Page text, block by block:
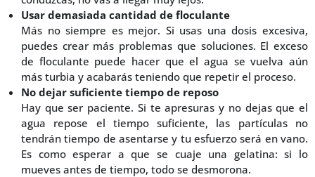
Usar demasiada cantidad de floculante
Más no siempre es mejor. Si usas una dosis excesiva,
puedes crear más problemas que soluciones. El exceso
de floculante puede hacer que el agua se vuelva aún
más turbia y acabarás teniendo que repetir el proceso.
No dejar suficiente tiempo de reposo
Hay que ser paciente. Si te apresuras y no dejas que el
agua repose el tiempo suficiente, las partículas no
tendrán tiempo de asentarse y tu esfuerzo será en vano.
Es como esperar a que se cuaje una gelatina: si lo
mueves antes de tiempo, todo se desmorona.